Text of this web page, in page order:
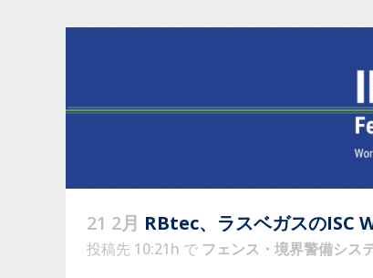
21 2月 RBtec、ラスベガスのISC
投稿先 10:21h で フェンス・境界警備シス